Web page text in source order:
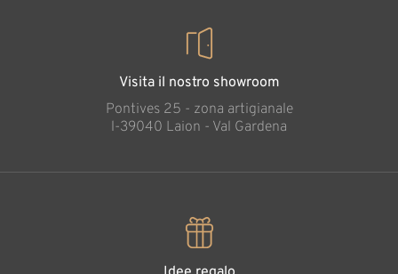
Visita il nostro showroom
Pontives 25 - zona artigianale
l-39040 Laion - Val Gardena